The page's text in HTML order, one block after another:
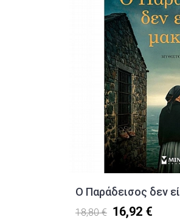
Ο Παράδεισος δεν
18,80 € 16,92 €